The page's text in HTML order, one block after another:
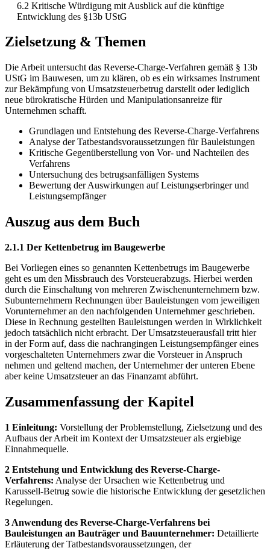
6.2 Kritische Würdigung mit Ausblick auf die künftige
Entwicklung des §13b UStG
Zielsetzung & Themen
Die Arbeit untersucht das Reverse-Charge-Verfahren gemäß § 13b
UStG im Bauwesen, um zu klären, ob es ein wirksames Instrument
zur Bekämpfung von Umsatzsteuerbetrug darstellt oder lediglich
neue bürokratische Hürden und Manipulationsanreize für
Unternehmen schafft.
Grundlagen und Entstehung des Reverse-Charge-Verfahrens
Analyse der Tatbestandsvoraussetzungen für Bauleistungen
Kritische Gegenüberstellung von Vor- und Nachteilen des
Verfahrens
Untersuchung des betrugsanfälligen Systems
Bewertung der Auswirkungen auf Leistungserbringer und
Leistungsempfänger
Auszug aus dem Buch
2.1.1 Der Kettenbetrug im Baugewerbe
Bei Vorliegen eines so genannten Kettenbetrugs im Baugewerbe
geht es um den Missbrauch des Vorsteuerabzugs. Hierbei werden
durch die Einschaltung von mehreren Zwischenunternehmern bzw.
Subunternehmern Rechnungen über Bauleistungen vom jeweiligen
Vorunternehmer an den nachfolgenden Unternehmer geschrieben.
Diese in Rechnung gestellten Bauleistungen werden in Wirklichkeit
jedoch tatsächlich nicht erbracht. Der Umsatzsteuerausfall tritt hier
in der Form auf, dass die nachrangingen Leistungsempfänger eines
vorgeschalteten Unternehmers zwar die Vorsteuer in Anspruch
nehmen und geltend machen, der Unternehmer der unteren Ebene
aber keine Umsatzsteuer an das Finanzamt abführt.
Zusammenfassung der Kapitel
1 Einleitung: Vorstellung der Problemstellung, Zielsetzung und des
Aufbaus der Arbeit im Kontext der Umsatzsteuer als ergiebige
Einnahmequelle.
2 Entstehung und Entwicklung des Reverse-Charge-
Verfahrens: Analyse der Ursachen wie Kettenbetrug und
Karussell-Betrug sowie die historische Entwicklung der gesetzlichen
Regelungen.
3 Anwendung des Reverse-Charge-Verfahrens bei
Bauleistungen an Bauträger und Bauunternehmer: Detaillierte
Erläuterung der Tatbestandsvoraussetzungen, der